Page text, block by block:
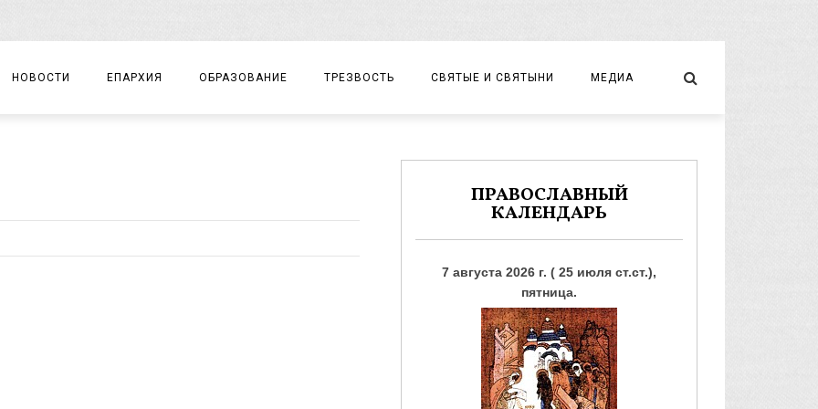
НОВОСТИ ЕПАРХИЯ
ДОКУМЕНТЫ
ЕПАРХИАЛЬНЫЕ ОТДЕЛЫ
ОБРАЗОВАНИЕ
ДЕТСКИЙ ТУРИЗМ
ТРЕЗВОСТЬ
ЗАМЕТКИ
СВЯТЫЕ И СВЯТЫНИ МЕДИА
ФОТО
ПРАВОСЛАВНЫЙ
КАЛЕНДАРЬ
7 августа 2026 г. ( 25 июля ст.ст.),
пятница.